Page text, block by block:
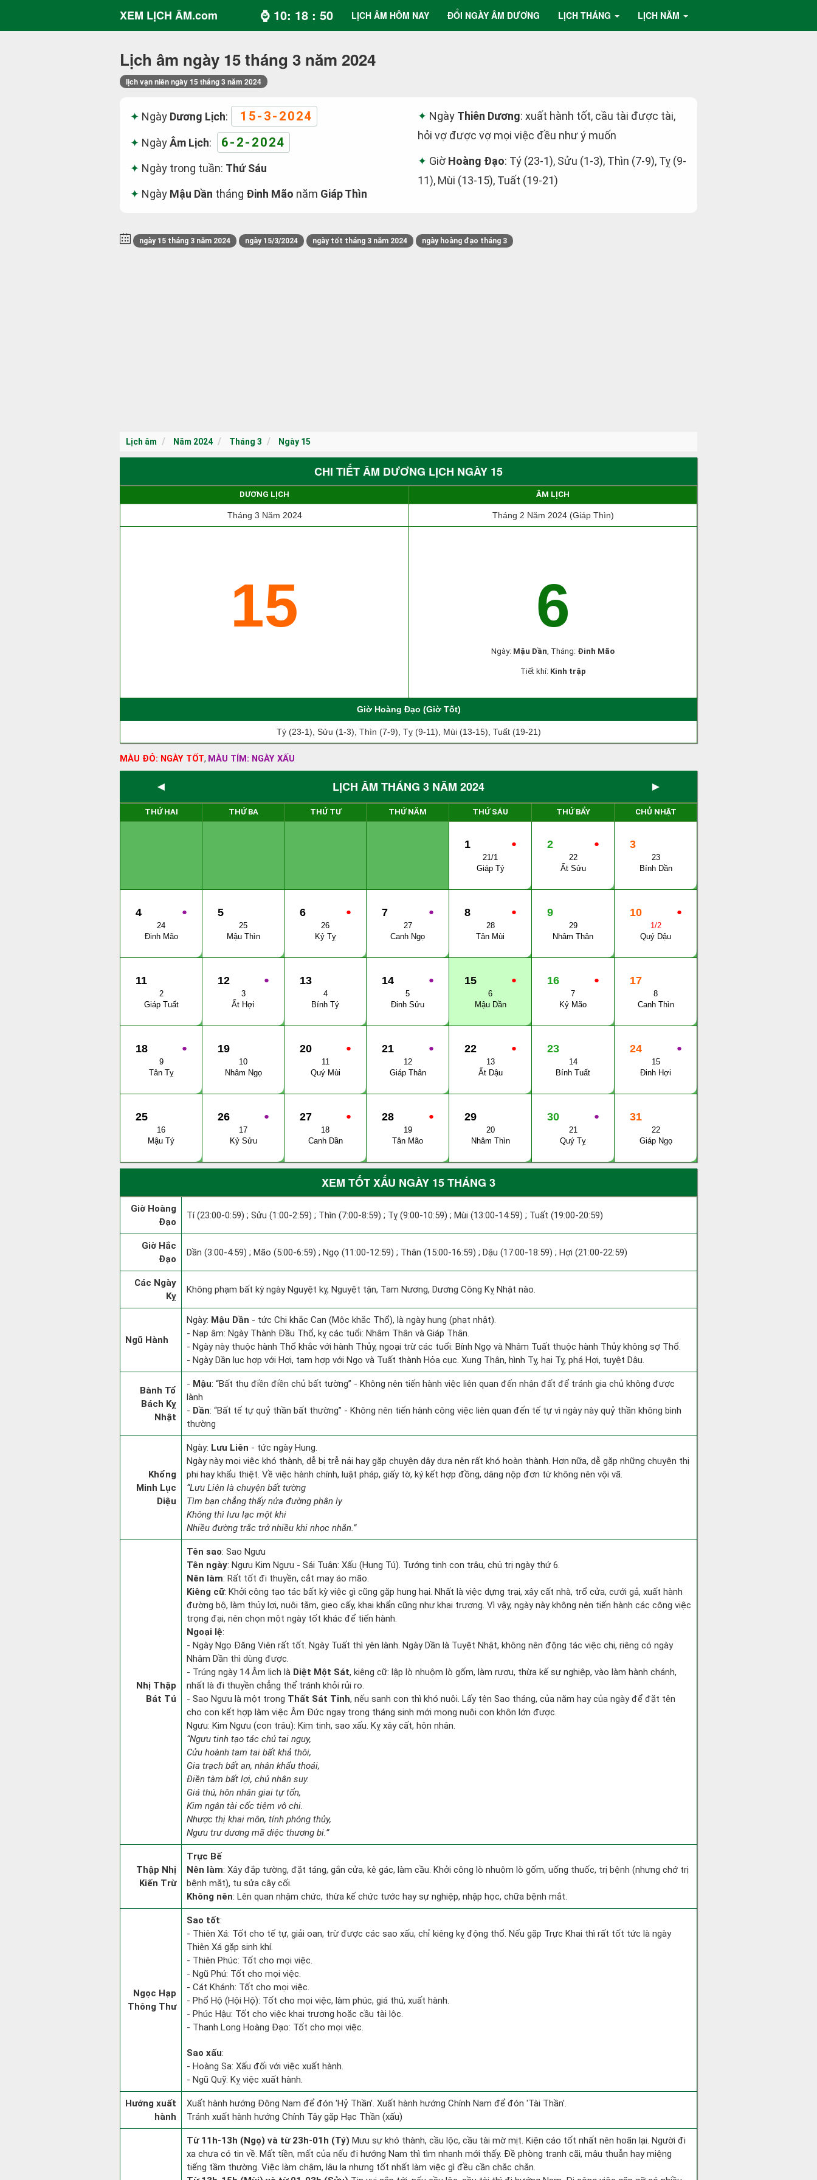
XEM LỊCH ÂM.com ⌚ 10: 18 : 51 LỊCH ÂM HÔM NAY ĐỔI NGÀY ÂM DƯƠNG LỊCH THÁNG LỊCH NĂM
Lịch âm ngày 15 tháng 3 năm 2024
lịch vạn niên ngày 15 tháng 3 năm 2024
Ngày Dương Lịch: 15-3-2024
NgàyÂm Lịch: 6-2-2024
Ngày trong tuần: Thứ Sáu
Ngày Mậu Dần tháng Đinh Mão năm Giáp Thìn
Ngày Thiên Dương: xuất hành tốt, cầu tài được tài,
hỏi vợ được vợ mọi việc đều như ý muốn
Giờ Hoàng Đạo: Tý (23-1), Sửu (1-3), Thìn (7-9), Tỵ (9-
11), Mùi (13-15), Tuất (19-21)
ngày 15 tháng 3 năm 2024 ngày 15/3/2024 ngày tốt tháng 3 năm 2024 ngày hoàng đạo tháng 3
Lịch âm Năm 2024 Tháng 3 Ngày 15
CHI TIẾT ÂM DƯƠNG LỊCH NGÀY 15
DƯƠNG LỊCH ÂM LỊCH
Tháng 3 Năm 2024 Tháng 2 Năm 2024 (Giáp Thìn)
15 6
Ngày: Mậu Dần, Tháng: Đinh Mão
Tiết khí: Kinh trập
Giờ Hoàng Đạo (Giờ Tốt)
Tý (23-1), Sửu (1-3), Thìn (7-9), Tỵ (9-11), Mùi (13-15), Tuất (19-21)
MÀU ĐỎ: NGÀY TỐT, MÀU TÍM: NGÀY XẤU
◄ LỊCH ÂM THÁNG 3 NĂM 2024 ►
THỨ HAI THỨ BA THỨ TƯ THỨ NĂM THỨ SÁU THỨ BẨY CHỦ NHẬT
●
1
21/1
Giáp Tý
●
2
22
Ất Sửu
3
23
Bính Dần
●
4
24
Đinh Mão
5
25
Mậu Thìn
●
6
26
Kỷ Tỵ
●
7
27
Canh Ngọ
●
8
28
Tân Mùi
9
29
Nhâm Thân
●
10
1/2
Quý Dậu
11
2
Giáp Tuất
●
12
3
Ất Hợi
13
4
Bính Tý
●
14
5
Đinh Sửu
●
15
6
Mậu Dần
●
16
7
Kỷ Mão
17
8
Canh Thìn
●
18
9
Tân Tỵ
19
10
Nhâm Ngọ
●
20
11
Quý Mùi
●
21
12
Giáp Thân
●
22
13
Ất Dậu
23
14
Bính Tuất
●
24
15
Đinh Hợi
25
16
Mậu Tý
●
26
17
Kỷ Sửu
●
27
18
Canh Dần
●
28
19
Tân Mão
29
20
Nhâm Thìn
●
30
21
Quý Tỵ
31
22
Giáp Ngọ
XEM TỐT XẤU NGÀY 15 THÁNG 3
Giờ Hoàng
Đạo
Tí (23:00-0:59) ; Sửu (1:00-2:59) ; Thìn (7:00-8:59) ; Tỵ (9:00-10:59) ; Mùi (13:00-14:59) ; Tuất (19:00-20:59)
Giờ Hắc
Đạo
Dần (3:00-4:59) ; Mão (5:00-6:59) ; Ngọ (11:00-12:59) ; Thân (15:00-16:59) ; Dậu (17:00-18:59) ; Hợi (21:00-22:59)
Các Ngày
Kỵ
Không phạm bất kỳ ngày Nguyệt kỵ, Nguyệt tận, Tam Nương, Dương Công Kỵ Nhật nào.
Ngũ Hành
Ngày: Mậu Dần - tức Chi khắc Can (Mộc khắc Thổ), là ngày hung (phạt nhật).
- Nạp âm: Ngày Thành Đầu Thổ, kỵ các tuổi: Nhâm Thân và Giáp Thân.
- Ngày này thuộc hành Thổ khắc với hành Thủy, ngoại trừ các tuổi: Bính Ngọ và Nhâm Tuất thuộc hành Thủy không sợ Thổ.
- Ngày Dần lục hợp với Hợi, tam hợp với Ngọ và Tuất thành Hỏa cục. Xung Thân, hình Tỵ, hại Tỵ, phá Hợi, tuyệt Dậu.
Bành Tổ
Bách Kỵ
Nhật
- Mậu: “Bất thụ điền điền chủ bất tường” - Không nên tiến hành việc liên quan đến nhận đất để tránh gia chủ không được
lành
- Dần: “Bất tế tự quỷ thần bất thường” - Không nên tiến hành công việc liên quan đến tế tự vì ngày này quỷ thần không bình
thường
Khổng
Minh Lục
Diệu
Ngày: Lưu Liên - tức ngày Hung.
Ngày này mọi việc khó thành, dễ bị trễ nải hay gặp chuyện dây dưa nên rất khó hoàn thành. Hơn nữa, dễ gặp những chuyện thị
phi hay khẩu thiệt. Về việc hành chính, luật pháp, giấy tờ, ký kết hợp đồng, dâng nộp đơn từ không nên vội vã.
“Lưu Liên là chuyện bất tường
Tìm bạn chẳng thấy nửa đường phân ly
Không thì lưu lạc một khi
Nhiều đường trắc trở nhiều khi nhọc nhằn.”
Nhị Thập
Bát Tú
Tên sao: Sao Ngưu
Tên ngày: Ngưu Kim Ngưu - Sái Tuân: Xấu (Hung Tú). Tướng tinh con trâu, chủ trị ngày thứ 6.
Nên làm: Rất tốt đi thuyền, cắt may áo mão.
Kiêng cữ: Khởi công tạo tác bất kỳ việc gì cũng gặp hung hại. Nhất là việc dựng trại, xây cất nhà, trổ cửa, cưới gả, xuất hành
đường bộ, làm thủy lợi, nuôi tằm, gieo cấy, khai khẩn cũng như khai trương. Vì vậy, ngày này không nên tiến hành các công việc
trọng đại, nên chọn một ngày tốt khác để tiến hành.
Ngoại lệ:
- Ngày Ngọ Đăng Viên rất tốt. Ngày Tuất thì yên lành. Ngày Dần là Tuyệt Nhật, không nên động tác việc chi, riêng có ngày
Nhâm Dần thì dùng được.
- Trúng ngày 14 Âm lịch là Diệt Một Sát, kiêng cữ: lập lò nhuộm lò gốm, làm rượu, thừa kế sự nghiệp, vào làm hành chánh,
nhất là đi thuyền chẳng thể tránh khỏi rủi ro.
- Sao Ngưu là một trong Thất Sát Tinh, nếu sanh con thì khó nuôi. Lấy tên Sao tháng, của năm hay của ngày để đặt tên
cho con kết hợp làm việc Âm Đức ngay trong tháng sinh mới mong nuôi con khôn lớn được.
Ngưu: Kim Ngưu (con trâu): Kim tinh, sao xấu. Kỵ xây cất, hôn nhân.
“Ngưu tinh tạo tác chủ tai nguy,
Cửu hoành tam tai bất khả thôi,
Gia trạch bất an, nhân khẩu thoái,
Điền tàm bất lợi, chủ nhân suy.
Giá thú, hôn nhân giai tự tổn,
Kim ngân tài cốc tiệm vô chi.
Nhược thị khai môn, tính phóng thủy,
Ngưu trư dương mã diệc thương bi.”
Thập Nhị
Kiến Trừ
Trực Bế
Nên làm: Xây đắp tường, đặt táng, gắn cửa, kê gác, làm cầu. Khởi công lò nhuộm lò gốm, uống thuốc, trị bệnh (nhưng chớ trị
bệnh mắt), tu sửa cây cối.
Không nên: Lên quan nhậm chức, thừa kế chức tước hay sự nghiệp, nhập học, chữa bệnh mắt.
Ngọc Hạp
Thông Thư
Sao tốt:
- Thiên Xá: Tốt cho tế tự, giải oan, trừ được các sao xấu, chỉ kiêng kỵ động thổ. Nếu gặp Trực Khai thì rất tốt tức là ngày
Thiên Xá gặp sinh khí.
- Thiên Phúc: Tốt cho mọi việc.
- Ngũ Phú: Tốt cho mọi việc.
- Cát Khánh: Tốt cho mọi việc.
- Phổ Hộ (Hội Hộ): Tốt cho mọi việc, làm phúc, giá thú, xuất hành.
- Phúc Hậu: Tốt cho việc khai trương hoặc cầu tài lộc.
- Thanh Long Hoàng Đạo: Tốt cho mọi việc.
Sao xấu:
- Hoàng Sa: Xấu đối với việc xuất hành.
- Ngũ Quỹ: Kỵ việc xuất hành.
Hướng xuất
hành
Xuất hành hướng Đông Nam để đón 'Hỷ Thần'. Xuất hành hướng Chính Nam để đón 'Tài Thần'.
Tránh xuất hành hướng Chính Tây gặp Hạc Thần (xấu)
Từ 11h-13h (Ngọ) và từ 23h-01h (Tý) Mưu sự khó thành, cầu lộc, cầu tài mờ mịt. Kiện cáo tốt nhất nên hoãn lại. Người đi
xa chưa có tin về. Mất tiền, mất của nếu đi hướng Nam thì tìm nhanh mới thấy. Đề phòng tranh cãi, mâu thuẫn hay miệng
tiếng tầm thường. Việc làm chậm, lâu la nhưng tốt nhất làm việc gì đều cần chắc chắn.